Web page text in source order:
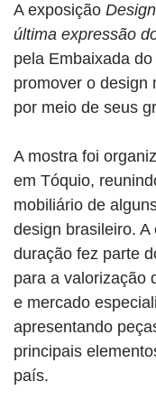
A exposição
última expressão
pela Embaixada
promover o design
por meio de seus
A mostra foi
em Tóquio,
mobiliário de
design brasileiro.
duração fez parte
para a valorização
e mercado
apresentando
principais
país.